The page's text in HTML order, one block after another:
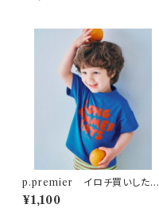
p.premier イロチ買いしたい
ノーバケーションノーサマーロゴ
¥1,100